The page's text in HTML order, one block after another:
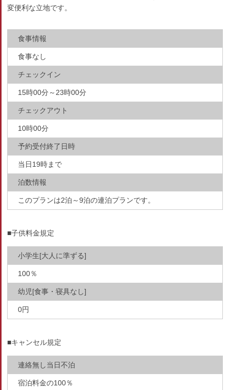
変便利な立地です。
食事情報
食事なし
チェックイン
15時00分～23時00分
チェックアウト
10時00分
予約受付終了日時
当日19時まで
泊数情報
このプランは2泊～9泊の連泊プランです。
■子供料金規定
小学生[大人に準ずる]
100％
幼児[食事・寝具なし]
0円
■キャンセル規定
連絡無し当日不泊
宿泊料金の100％